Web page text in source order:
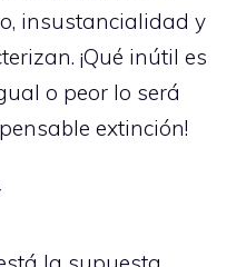
insustancialidad y
¡Qué inútil es
o peor lo será
extinción!